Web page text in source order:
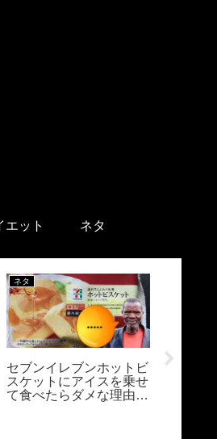
エット ネタ
ネタ
セブンイレブンホットビ
スケットにアイスを乗せ
て食べたらダメな理由。
ゆで太